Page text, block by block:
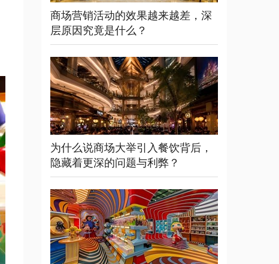
商场营销活动的效果越来越差，深
层原因究竟是什么？
为什么说商场大举引入餐饮背后，
隐藏着更深的问题与利弊？